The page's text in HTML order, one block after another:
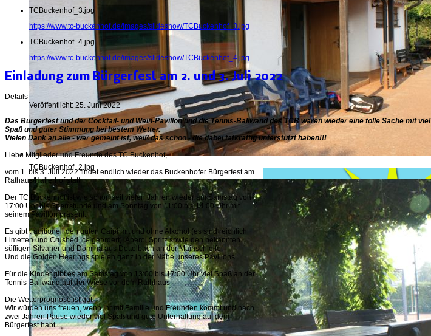
TCBuckenhof_2.jpg
TCBuckenhof_3.jpg
https://www.tc-buckenhof.de/images/slideshow/TCBuckenhof_3.jpg
TCBuckenhof_4.jpg
https://www.tc-buckenhof.de/images/slideshow/TCBuckenhof_4.jpg
Einladung zum Bürgerfest am 2. und 3. Juli 2022
Details
Veröffentlicht: 25. Juni 2022
Das Bürgerfest und der Cocktail- und Wein-Pavillon und die Tennis-Ballwand des TCB waren wieder eine tolle Sache mit viel
Spaß und guter Stimmung bei bestem Wetter.
Vielen Dank an alle - wer gemeint ist, weiß das schoo - die dabei tatkräftig unterstützt haben!!!
Liebe Mitglieder und Freunde des TC Buckenhof,
vom 1. bis 3. Juli 2022 findet endlich wieder das Buckenhofer Bürgerfest am
Rathaus/Hallerhof statt.
Der TC Buckenhof ist wie schon seit vielen Jahren wieder am Samstag von
17:00 Uhr bis Sperrstunde und am Sonntag von 11:00 bis 14:00 Uhr mit
seinem Pavillon präsent.
Es gibt traditionell den guten Caipi mit und ohne Alkohol (es sind reichlich
Limetten und Crushed Ice geordert), Aperol Spritz sowie den bekannten
süffigen Silvaner und Domina aus Dettelbach an der Mainschleife.
Und die Golden Hearings spielen ganz in der Nähe unseres Pavillons.
Für die Kinder gibt es am Samstag von 13:00 bis 17:00 Uhr viel Spaß an der
Tennis-Ballwand auf der Wiese vor dem Rathhaus.
Die Wetterprognose ist gut!
Wir würden uns freuen, wenn Ihr mit Familie und Freunden kommt und nach
zwei Jahren Pause wieder viel Spaß und gute Unterhaltung auf dem
Bürgerfest habt.